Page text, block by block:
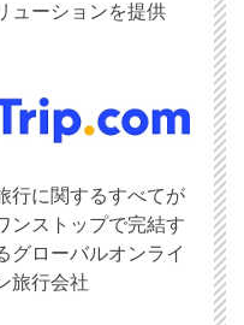
ューションを提供
行に関するすべてが
ンストップで完結す
グローバルオンライ
旅行会社